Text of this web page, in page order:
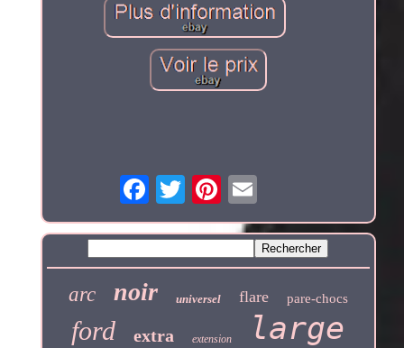
arc noir universel flare pare-chocs
ford extra extension large